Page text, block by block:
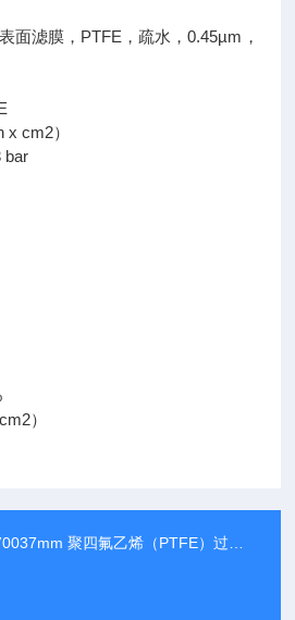
面滤膜，PTFE，疏水，0.45µm，
cm2）
bar
）
聚四氟乙烯（PTFE）过滤膜